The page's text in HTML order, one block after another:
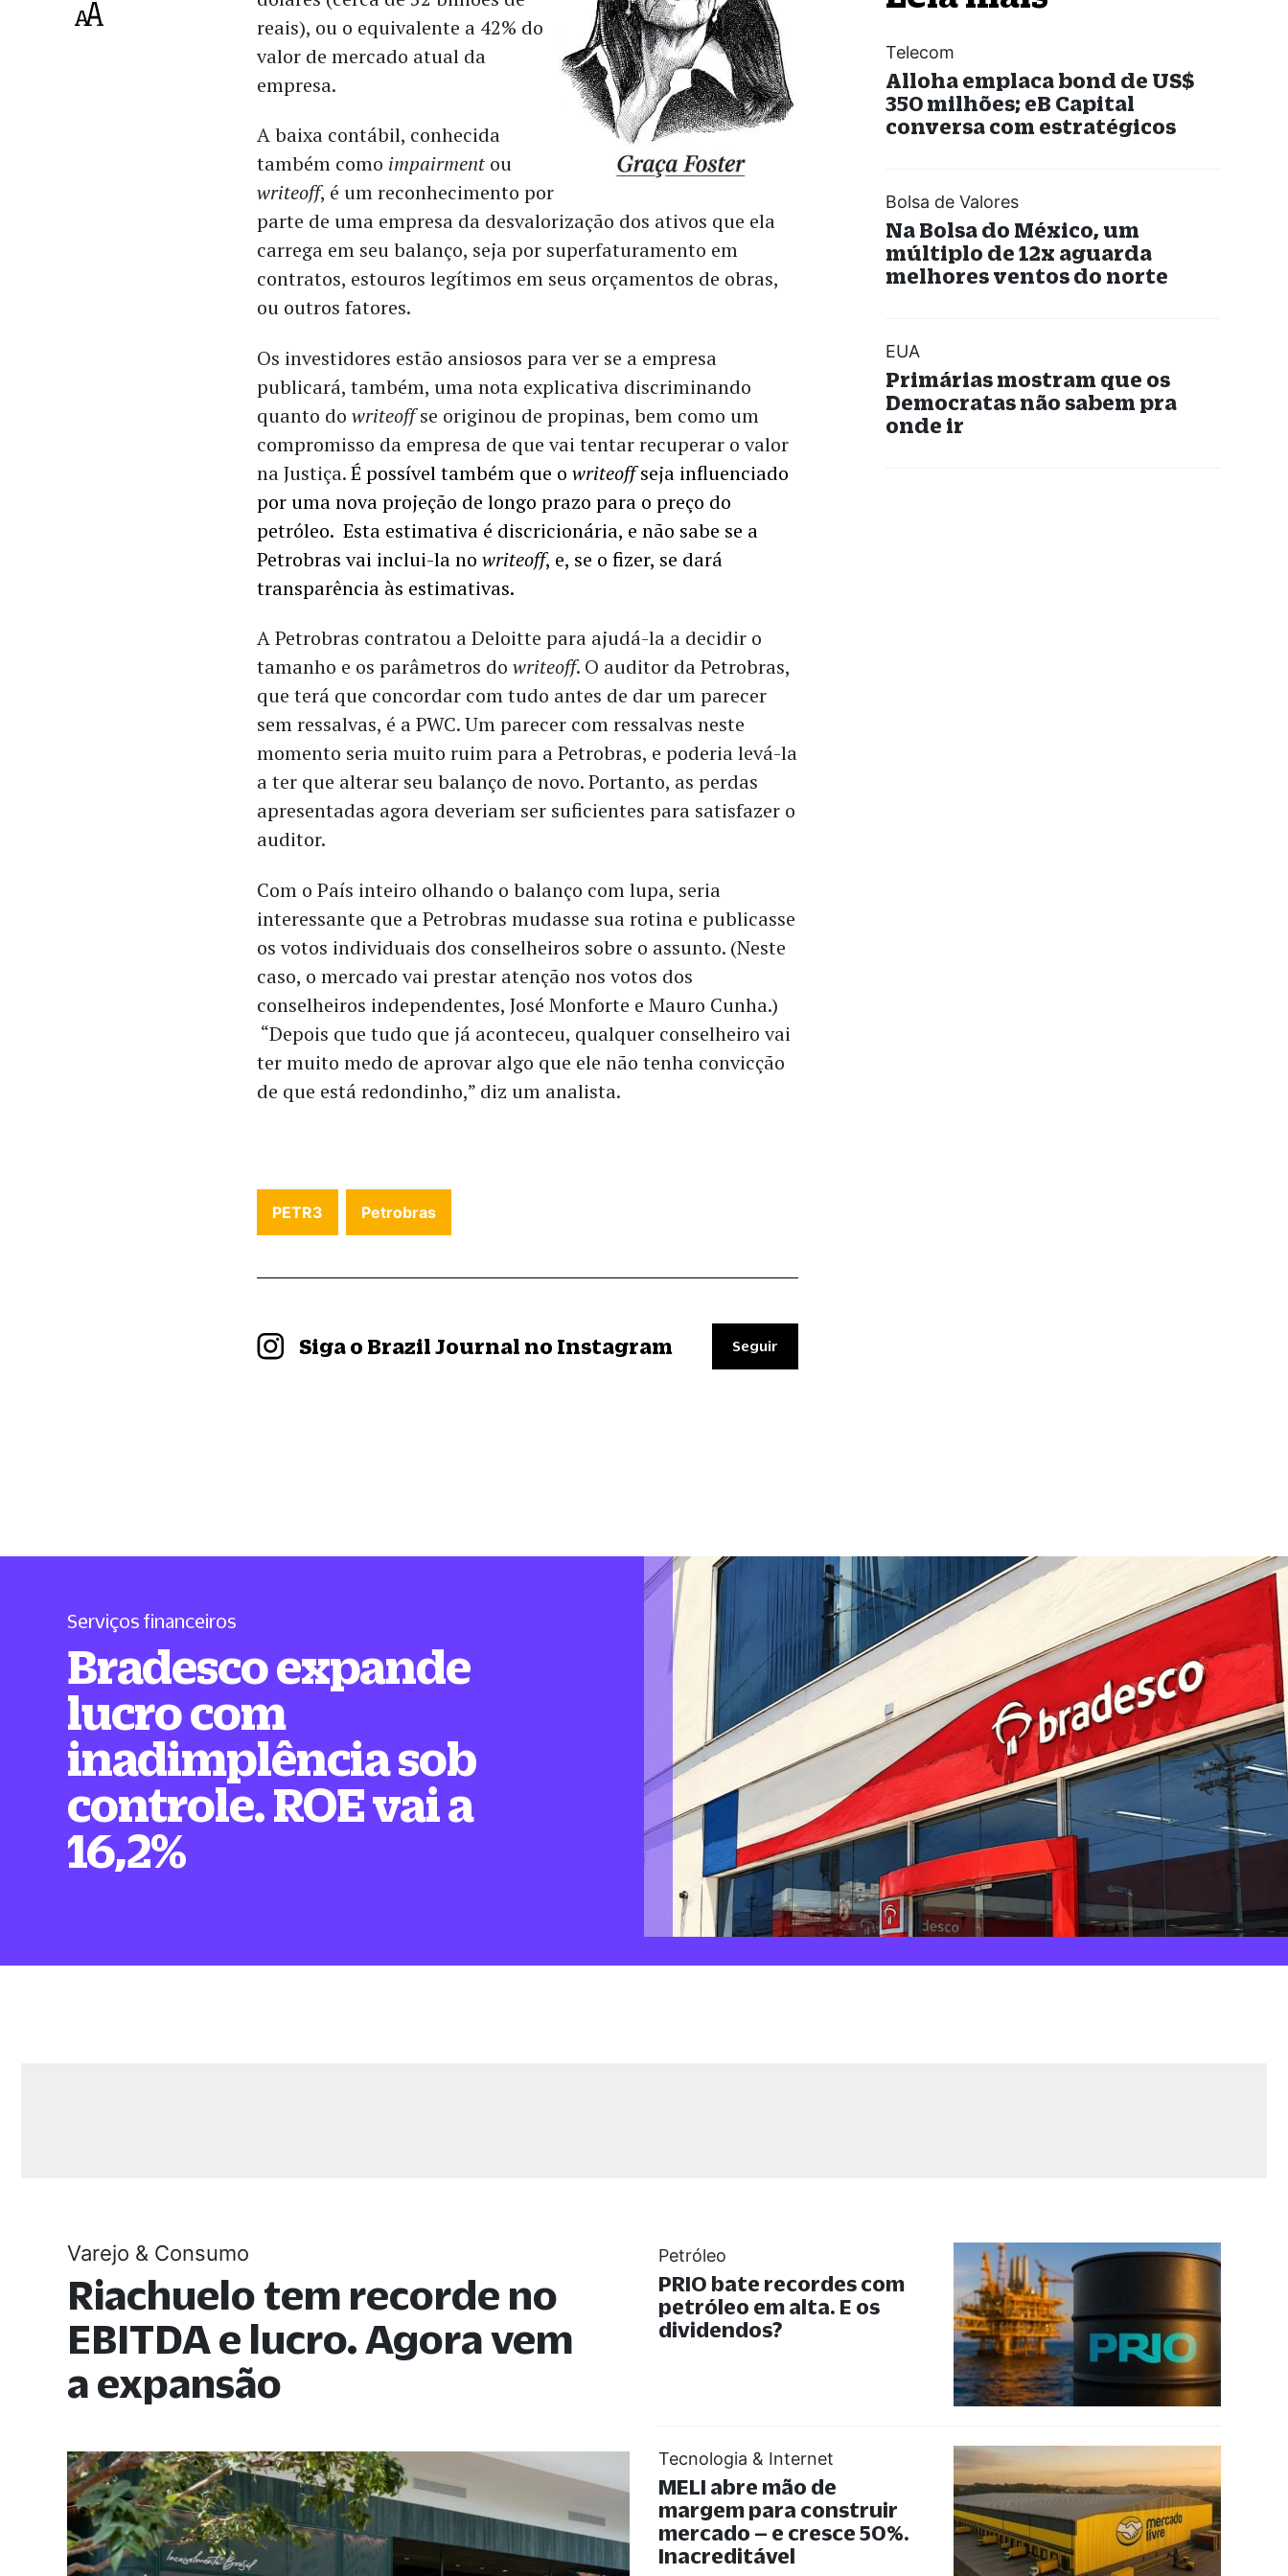
reais), ou o equivalente a 42% do
valor de mercado atual da
empresa.
A baixa contábil, conhecida
também como impairment ou
writeoff, é um reconhecimento por
parte de uma empresa da desvalorização dos ativos que ela
carrega em seu balanço, seja por superfaturamento em
contratos, estouros legítimos em seus orçamentos de obras,
ou outros fatores.
Os investidores estão ansiosos para ver se a empresa
publicará, também, uma nota explicativa discriminando
quanto dowriteoffse originou de propinas, bem como um
compromisso da empresa de que vai tentar recuperar o valor
na Justiça.É possível também que owriteoffseja influenciado
por uma nova projeção de longo prazo para o preço do
petróleo. Esta estimativa é discricionária, e não sabe se a
Petrobras vai inclui-la nowriteoff, e, se o fizer, se dará
transparência às estimativas.
A Petrobras contratou a Deloitte para ajudá-la a decidir o
tamanho e os parâmetros dowriteoff. O auditor da Petrobras,
que terá que concordar com tudo antes de dar um parecer
sem ressalvas, é a PWC. Um parecer com ressalvas neste
momento seria muito ruim para a Petrobras, e poderia levá-la
a ter que alterar seu balanço de novo. Portanto, as perdas
apresentadas agora deveriam ser suficientes para satisfazer o
auditor.
Com o País inteiro olhando o balanço com lupa, seria
interessante que a Petrobras mudasse sua rotina e publicasse
os votos individuais dos conselheiros sobre o assunto. (Neste
caso, o mercado vai prestar atenção nos votos dos
conselheiros independentes, José Monforte e Mauro Cunha.)
“Depois que tudo que já aconteceu, qualquer conselheiro vai
ter muito medo de aprovar algo que ele não tenha convicção
de que está redondinho,” diz um analista.
PETR3 Petrobras
Siga o Brazil Journal no Instagram Seguir
Telecom
Alloha emplaca bond de US$
350 milhões; eB Capital
conversa com estratégicos
Bolsa de Valores
Na Bolsa do México, um
múltiplo de 12x aguarda
melhores ventos do norte
EUA
Primárias mostram que os
Democratas não sabem pra
onde ir
Serviços financeiros
Bradesco expande
lucro com
inadimplência sob
controle. ROE vai a
16,2%
Varejo & Consumo
Riachuelo tem recorde no
EBITDA e lucro. Agora vem
a expansão
Petróleo
PRIO bate recordes com
petróleo em alta. E os
dividendos?
Tecnologia & Internet
MELI abre mão de
margem para construir
mercado – e cresce 50%.
Inacreditável